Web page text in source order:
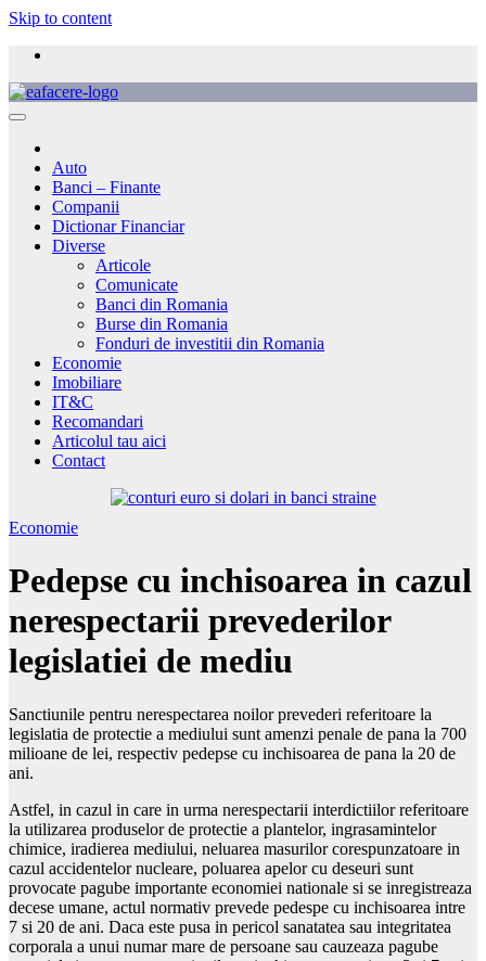
Skip to content
Auto
Banci – Finante
Companii
Dictionar Financiar
Diverse
Articole
Comunicate
Banci din Romania
Burse din Romania
Fonduri de investitii din Romania
Economie
Imobiliare
IT&C
Recomandari
Articolul tau aici
Contact
Economie
Pedepse cu inchisoarea in cazul
nerespectarii prevederilor
legislatiei de mediu
Sanctiunile pentru nerespectarea noilor prevederi referitoare la
legislatia de protectie a mediului sunt amenzi penale de pana la 700
milioane de lei, respectiv pedepse cu inchisoarea de pana la 20 de
ani.
Astfel, in cazul in care in urma nerespectarii interdictiilor referitoare
la utilizarea produselor de protectie a plantelor, ingrasamintelor
chimice, iradierea mediului, neluarea masurilor corespunzatoare in
cazul accidentelor nucleare, poluarea apelor cu deseuri sunt
provocate pagube importante economiei nationale si se inregistreaza
decese umane, actul normativ prevede pedespe cu inchisoarea intre
7 si 20 de ani. Daca este pusa in pericol sanatatea sau integritatea
corporala a unui numar mare de persoane sau cauzeaza pagube